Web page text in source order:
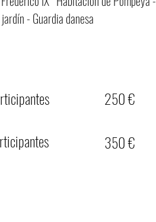
250 €
350 €
- Guardia danesa